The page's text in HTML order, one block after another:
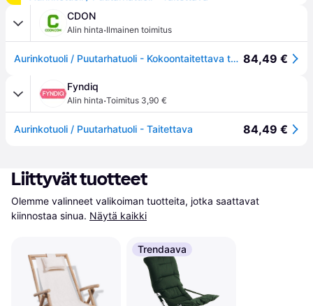
CDON
Alin hinta·Ilmainen toimitus
Aurinkotuoli / Puutarhatuoli - Kokoontaitettava tuoli 84,49 €
Fyndiq
Alin hinta·Toimitus 3,90 €
Aurinkotuoli / Puutarhatuoli - Taitettava 84,49 €
Liittyvät tuotteet
Olemme valinneet valikoiman tuotteita, jotka saattavat
kiinnostaa sinua. Näytä kaikki
Trendaava